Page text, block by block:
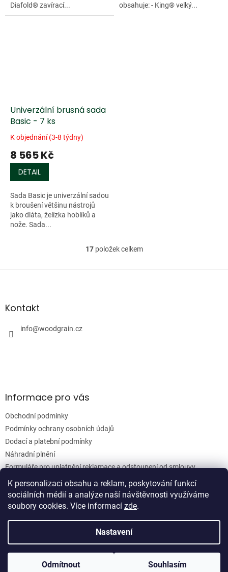
K personalizaci obsahu a reklam, poskytování funkcí
sociálních médií a analýze naší návštěvnosti využíváme
soubory cookies. Více informací zde.
Nastavení
Odmítnout Souhlasím
Diafold® zavírací...
obsahuje: - King® velký...
Univerzální brusná sada
Basic - 7 ks
K objednání (3-8 týdny)
8 565 Kč
DETAIL
Sada Basic je univerzální sadou
k broušení většinu nástrojů
jako dláta, želízka hoblíků a
nože. Sada...
O
l
u
17položek celkem
Z
aKontakt
info@woodgrain.cz
Informace pro vás
Obchodní podmínky
Podmínky ochrany osobních údajů
Dodací a platební podmínky
Náhradní plnění
Formuláře pro uplatnění reklamace a odstoupení od smlouvy
Moje objednávka
Woodgrain s.r.o.
Upravit nastavení cookies